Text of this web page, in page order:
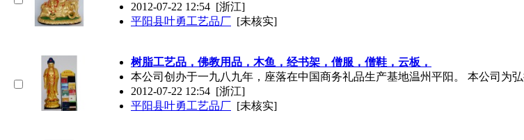
2012-07-22 12:54 [浙江]
平阳县叶勇工艺品厂 [未核实]
树脂工艺品，佛教用品， 木鱼 ，经书架，僧服，僧鞋，云板，
本公司创办于一九八九年，座落在中国商务礼品生产基地温州平阳。 本公司为
2012-07-22 12:54 [浙江]
平阳县叶勇工艺品厂 [未核实]